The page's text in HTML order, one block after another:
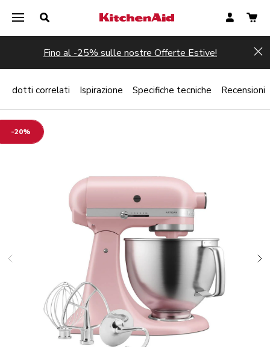
Fino al -25% sulle nostre Offerte Estive!
-20%
correlati Ispirazione Specifiche tecniche Recensioni